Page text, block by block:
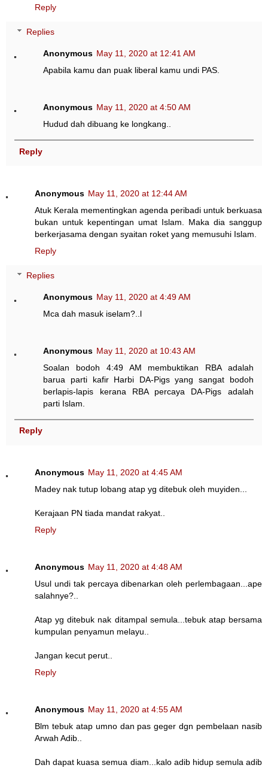
Reply
Replies
Anonymous May 11, 2020 at 12:41 AM
Apabila kamu dan puak liberal kamu undi PAS.
Anonymous May 11, 2020 at 4:50 AM
Hudud dah dibuang ke longkang..
Reply
Anonymous May 11, 2020 at 12:44 AM
Atuk Kerala mementingkan agenda peribadi untuk berkuasa
bukan untuk kepentingan umat Islam. Maka dia sanggup
berkerjasama dengan syaitan roket yang memusuhi Islam.
Reply
Replies
Anonymous May 11, 2020 at 4:49 AM
Mca dah masuk iselam?..l
Anonymous May 11, 2020 at 10:43 AM
Soalan bodoh 4:49 AM membuktikan RBA adalah
barua parti kafir Harbi DA-Pigs yang sangat bodoh
berlapis-lapis kerana RBA percaya DA-Pigs adalah
parti Islam.
Reply
Anonymous May 11, 2020 at 4:45 AM
Madey nak tutup lobang atap yg ditebuk oleh muyiden...
Kerajaan PN tiada mandat rakyat..
Reply
Anonymous May 11, 2020 at 4:48 AM
Usul undi tak percaya dibenarkan oleh perlembagaan...ape
salahnye?..
Atap yg ditebuk nak ditampal semula...tebuk atap bersama
kumpulan penyamun melayu..
Jangan kecut perut..
Reply
Anonymous May 11, 2020 at 4:55 AM
Blm tebuk atap umno dan pas geger dgn pembelaan nasib
Arwah Adib..
Dah dapat kuasa semua diam...kalo adib hidup semula adib